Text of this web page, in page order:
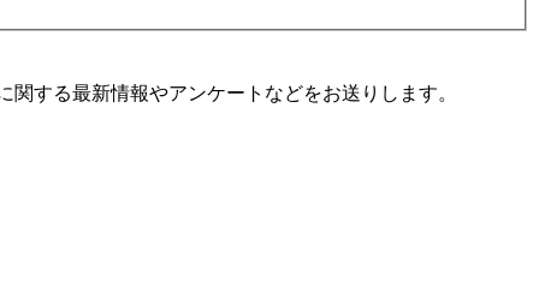
する最新情報やアンケートなどをお送りします。